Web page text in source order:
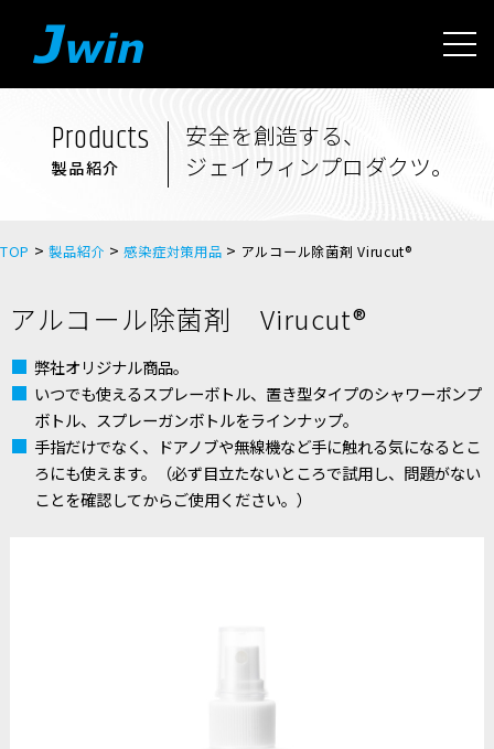
Products
製品紹介
安全を創造する、
ジェイウィンプロダクツ。
TOP >製品紹介 >感染症対策用品 > アルコール除菌剤 Virucut®
アルコール除菌剤 Virucut®
弊社オリジナル商品。
いつでも使えるスプレーボトル、置き型タイプのシャワーポンプ
ボトル、スプレーガンボトルをラインナップ。
手指だけでなく、ドアノブや無線機など手に触れる気になるとこ
ろにも使えます。（必ず目立たないところで試用し、問題がない
ことを確認してからご使用ください。）